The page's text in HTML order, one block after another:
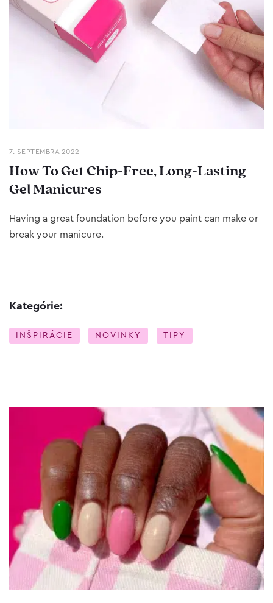
7. SEPTEMBRA 2022
How To Get Chip-Free, Long-Lasting
Gel Manicures
Having a great foundation before you paint can make or
break your manicure.
Kategórie:
INŠPIRÁCIE NOVINKY TIPY